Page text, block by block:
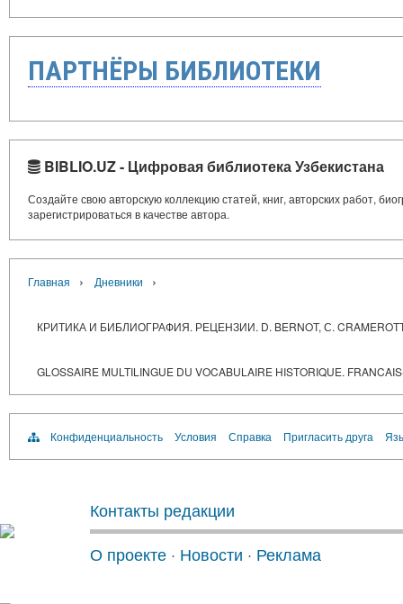
ПАРТНЁРЫ БИБЛИОТЕКИ
BIBLIO.UZ - Цифровая библиотека Узбекистана
Создайте свою авторскую коллекцию статей, книг, авторских работ,
зарегистрироваться в качестве автора.
Главная › Дневники ›
КРИТИКА И БИБЛИОГРАФИЯ. РЕЦЕНЗИИ. D. BERNOT, С. CRAMEROTTI,
GLOSSAIRE MULTILINGUE DU VOCABULAIRE HISTORIQUE.
Конфиденциальность Условия Справка Пригласить друга
Контакты редакции
О проекте · Новости · Реклама